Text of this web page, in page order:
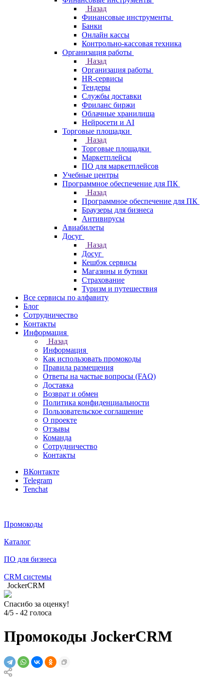
Назад
Финансовые инструменты
Банки
Онлайн кассы
Контрольно-кассовая техника
Организация работы
Назад
Организация работы
HR-сервисы
Тендеры
Службы доставки
Фриланс биржи
Облачные хранилища
Нейросети и AI
Торговые площадки
Назад
Торговые площадки
Маркетплейсы
ПО для маркетплейсов
Учебные центры
Программное обеспечение для ПК
Назад
Программное обеспечение для ПК
Браузеры для бизнеса
Антивирусы
Авиабилеты
Досуг
Назад
Досуг
Кешбэк сервисы
Магазины и бутики
Страхование
Туризм и путешествия
Все сервисы по алфавиту
Блог
Сотрудничество
Контакты
Информация
Назад
Информация
Как использовать промокоды
Правила размещения
Ответы на частые вопросы (FAQ)
Доставка
Возврат и обмен
Политика конфиденциальности
Пользовательское соглашение
О проекте
Отзывы
Команда
Сотрудничество
Контакты
ВКонтакте
Telegram
Tenchat
Промокоды
Каталог
ПО для бизнеса
CRM системы
JockerCRM
Спасибо за оценку!
4/5 - 42 голоса
Промокоды JockerCRM